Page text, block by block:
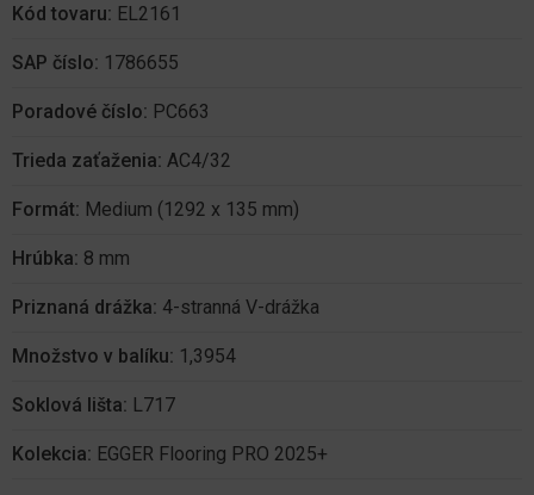
Kód tovaru: EL2161
SAP číslo: 1786655
Poradové číslo: PC663
Trieda zaťaženia: AC4/32
Formát: Medium (1292 x 135 mm)
Hrúbka: 8 mm
Priznaná drážka: 4-stranná V-drážka
Množstvo v balíku: 1,3954
Soklová lišta: L717
Kolekcia: EGGER Flooring PRO 2025+